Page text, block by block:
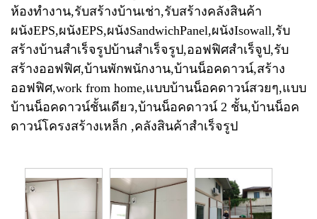
ห้องทำงาน,รับสร้างบ้านเช่า,รับสร้างคลังสินค้า
ผนังEPS,ผนังEPS,ผนังSandwichPanel,ผนังIsowall,รับ
สร้างบ้านสำเร็จรูปบ้านสำเร็จรูป,ออฟฟิศสำเร็จูป,รับ
สร้างออฟฟิศ,บ้านพักพนักงาน,บ้านน็อคดาวน์,สร้าง
ออฟฟิศ,work from home,แบบบ้านน็อคดาวน์สวยๆ,แบบ
บ้านน็อคดาวน์ชั้นเดียว,บ้านน็อคดาวน์ 2 ชั้น,บ้านน็อค
ดาวน์โครงสร้างเหล็ก ,คลังสินค้าสำเร็จรูป